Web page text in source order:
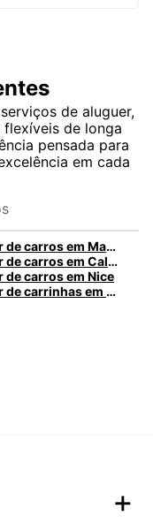
de aluguer,
de longa
pensada para
em cada
Aluguer de carros em Madrid
Aluguer de carros em Caldas da Rainha
de carros em Nice
Aluguer de carrinhas em Santa Maria da Feira